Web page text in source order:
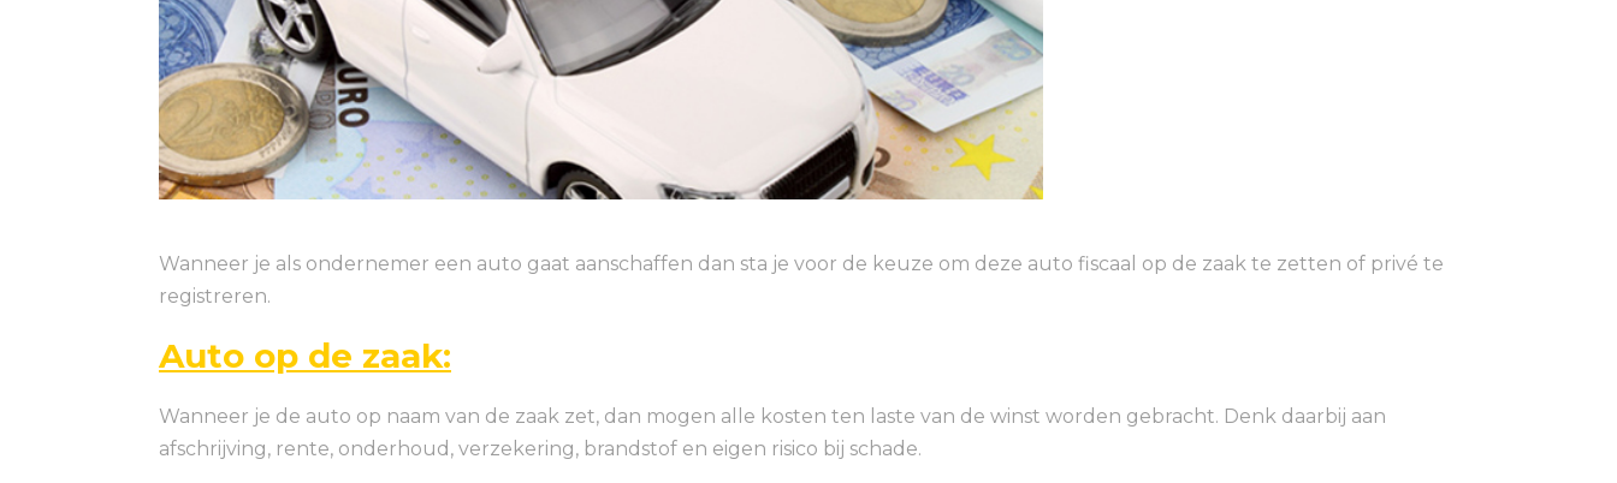
Wanneer je als ondernemer een auto gaat aanschaffen dan sta je voor de keuze om deze auto fiscaal op de zaak te zetten of privé te
registreren.
Auto op de zaak:
Wanneer je de auto op naam van de zaak zet, dan mogen alle kosten ten laste van de winst worden gebracht. Denk daarbij aan
afschrijving, rente, onderhoud, verzekering, brandstof en eigen risico bij schade.